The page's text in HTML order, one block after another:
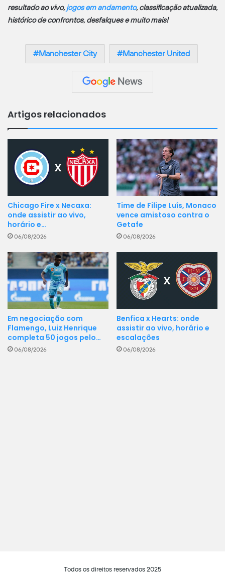
resultado ao vivo,jogos em andamento, classificação atualizada,
histórico de confrontos, desfalques e muito mais!
Manchester City Manchester United
Artigos relacionados
Chicago Fire x Necaxa:
onde assistir ao vivo,
horário e…
06/08/2026
Time de Filipe Luís, Monaco
vence amistoso contra o
Getafe
06/08/2026
Em negociação com
Flamengo, Luiz Henrique
completa 50 jogos pelo…
06/08/2026
Benfica x Hearts: onde
assistir ao vivo, horário e
escalações
06/08/2026
Todos os direitos reservados 2025